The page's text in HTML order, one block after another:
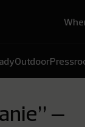
Outdoor
–